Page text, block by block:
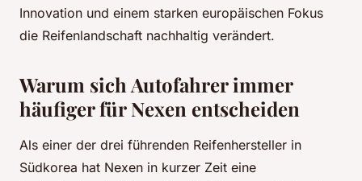
Innovation und einem starken europäischen Fokus
die Reifenlandschaft nachhaltig verändert.
Warum sich Autofahrer immer
häufiger für Nexen entscheiden
Als einer der drei führenden Reifenhersteller in
Südkorea hat Nexen in kurzer Zeit eine